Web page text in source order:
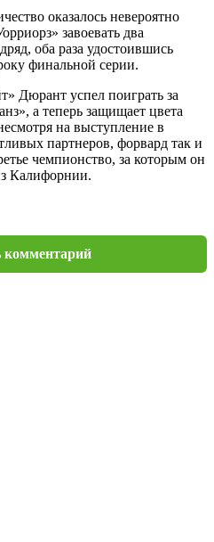
оказалось невероятно
завоевать два
оба раза удостоившись
финальной серии.
Дюрант успел поиграть за
а теперь защищает цвета
на выступление в
партнеров, форвард так и
чемпионство, за которым он
Калифорнии.
комментарий